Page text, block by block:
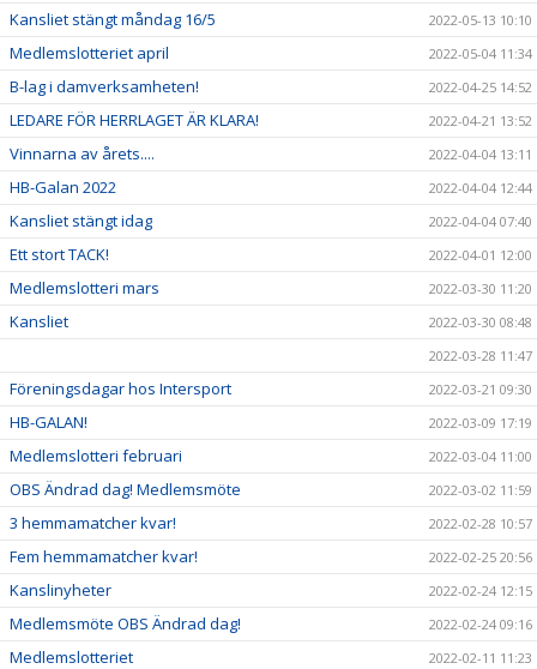
Kansliet stängt måndag 16/5 2022-05-13 10:10
Medlemslotteriet april 2022-05-04 11:34
B-lag i damverksamheten! 2022-04-25 14:52
LEDARE FÖR HERRLAGET ÄR KLARA! 2022-04-21 13:52
Vinnarna av årets.... 2022-04-04 13:11
HB-Galan 2022 2022-04-04 12:44
Kansliet stängt idag 2022-04-04 07:40
Ett stort TACK! 2022-04-01 12:00
Medlemslotteri mars 2022-03-30 11:20
Kansliet
2022-03-30 08:48
2022-03-28 11:47
Föreningsdagar hos Intersport 2022-03-21 09:30
HB-GALAN! 2022-03-09 17:19
Medlemslotteri februari 2022-03-04 11:00
OBS Ändrad dag! Medlemsmöte 2022-03-02 11:59
3 hemmamatcher kvar! 2022-02-28 10:57
Fem hemmamatcher kvar! 2022-02-25 20:56
Kanslinyheter 2022-02-24 12:15
Medlemsmöte OBS Ändrad dag! 2022-02-24 09:16
Medlemslotteriet 2022-02-11 11:23